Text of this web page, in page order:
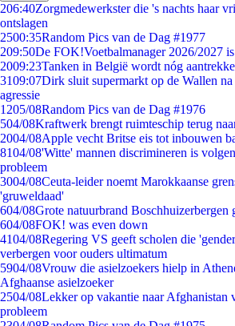
206:40Zorgmedewerkster die 's nachts haar
ontslagen
2500:35Random Pics van de Dag #1977
209:50De FOK!Voetbalmanager 2026/2027
2009:23Tanken in België wordt nóg
3109:07Dirk sluit supermarkt op de Wallen
agressie
1205/08Random Pics van de Dag #1976
504/08Kraftwerk brengt ruimteschip terug
2004/08Apple vecht Britse eis tot inbouwen
8104/08'Witte' mannen discrimineren is
probleem
3004/08Ceuta-leider noemt Marokkaanse
'gruweldaad'
604/08Grote natuurbrand Boschhuizerbergen
604/08FOK! was even down
4104/08Regering VS geeft scholen die
verbergen voor ouders ultimatum
5904/08Vrouw die asielzoekers hielp in
Afghaanse asielzoeker
2504/08Lekker op vakantie naar Afghanistan
probleem